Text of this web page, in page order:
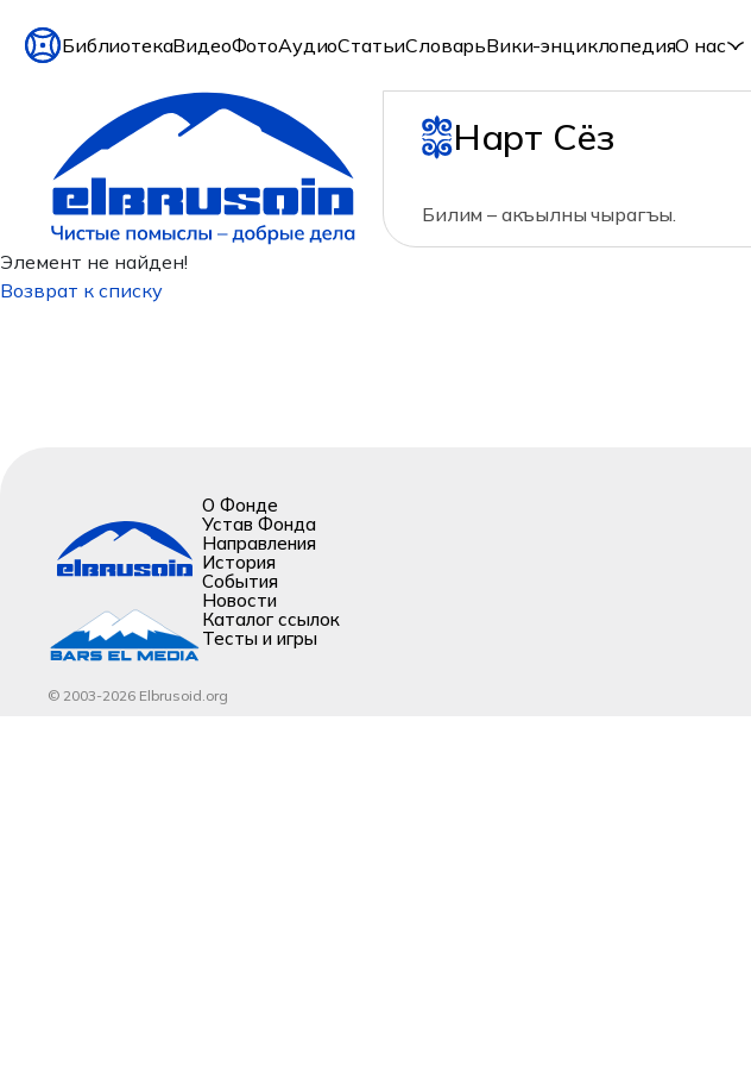
БиблиотекаВидеоФотоАудиоСтатьиСловарьВики-энциклопедияО нас
Нарт Сёз
Билим – акъылны чырагъы.
Элемент не найден!
Возврат к списку
О Фонде
Устав Фонда
Направления
История
События
Новости
Каталог ссылок
Тесты и игры
© 2003-2026 Elbrusoid.org